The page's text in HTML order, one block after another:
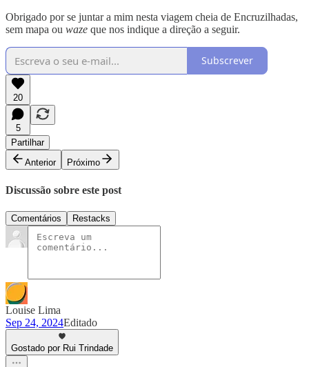
Obrigado por se juntar a mim nesta viagem cheia de Encruzilhadas,
sem mapa ou waze que nos indique a direção a seguir.
Subscrever
20
5
Partilhar
Anterior
Próximo
Discussão sobre este post
Comentários Restacks
Louise Lima
Sep 24, 2024Editado
Gostado por Rui Trindade